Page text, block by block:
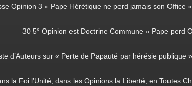
Opinion 3 « Pape Hérétique ne perd jamais son Office »
30 5° Opinion est Doctrine Commune « Pape perd
d’Auteurs sur « Perte de Papauté par hérésie publique »
la Foi l’Unité, dans les Opinions la Liberté, en Toutes